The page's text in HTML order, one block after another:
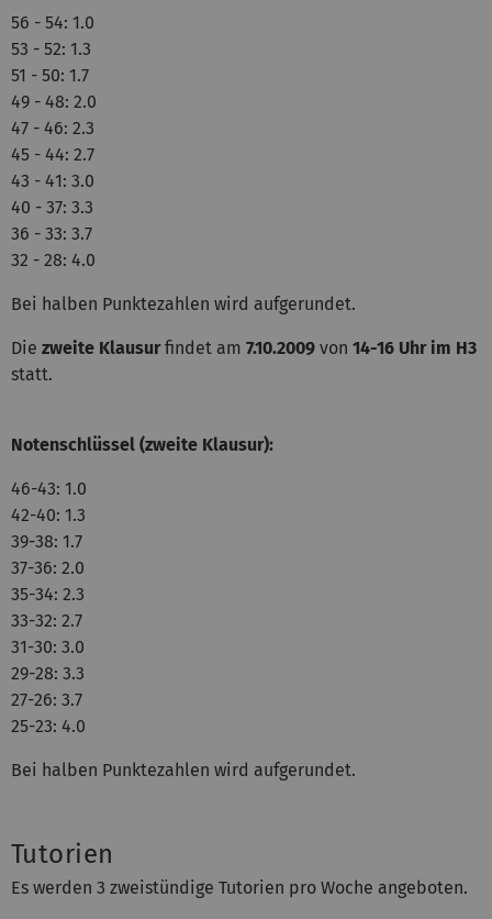
56 - 54: 1.0
53 - 52: 1.3
51 - 50: 1.7
49 - 48: 2.0
47 - 46: 2.3
45 - 44: 2.7
43 - 41: 3.0
40 - 37: 3.3
36 - 33: 3.7
32 - 28: 4.0
Bei halben Punktezahlen wird aufgerundet.
Die zweite Klausurfindet am 7.10.2009 von 14-16 Uhr im H3
statt.
Notenschlüssel (zweite Klausur):
46-43: 1.0
42-40: 1.3
39-38: 1.7
37-36: 2.0
35-34: 2.3
33-32: 2.7
31-30: 3.0
29-28: 3.3
27-26: 3.7
25-23: 4.0
Bei halben Punktezahlen wird aufgerundet.
Tutorien
Es werden 3 zweistündige Tutorien pro Woche angeboten.